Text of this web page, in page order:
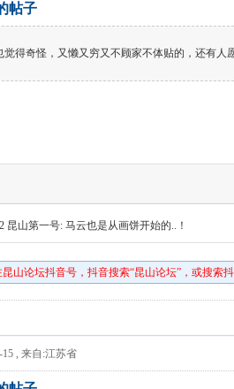
帖子
觉得奇怪，又懒又穷又不顾家不体贴的，还有人
昆山第一号: 马云也是从画饼开始的..！
山论坛抖音号，抖音搜索“昆山论坛”，或搜索
15 , 来自:江苏省